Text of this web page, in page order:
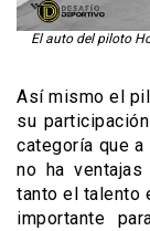
El auto del piloto
Así mismo el
su
categoría que
no ha
tanto el talento
importante